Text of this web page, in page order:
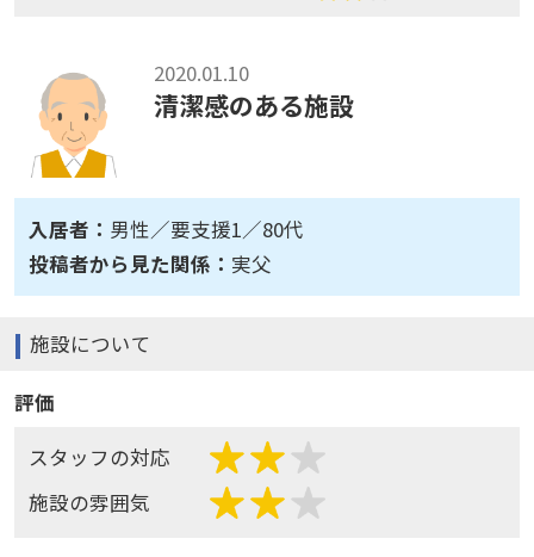
2020.01.10
清潔感のある施設
入居者： 男性／要支援1／80代
投稿者から見た関係： 実父
施設について
評価
スタッフの対応
施設の雰囲気